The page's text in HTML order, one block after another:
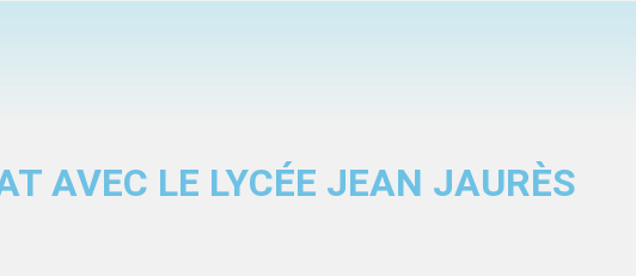
AVEC LE LYCÉE JEAN JAURÈS